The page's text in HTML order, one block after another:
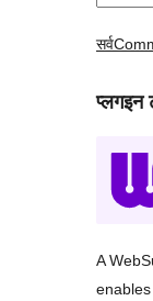
सर्व
प्लगइन
A